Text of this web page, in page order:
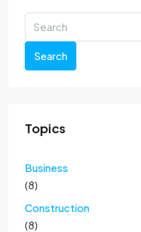
Search
Topics
Business
(8)
Construction
(8)